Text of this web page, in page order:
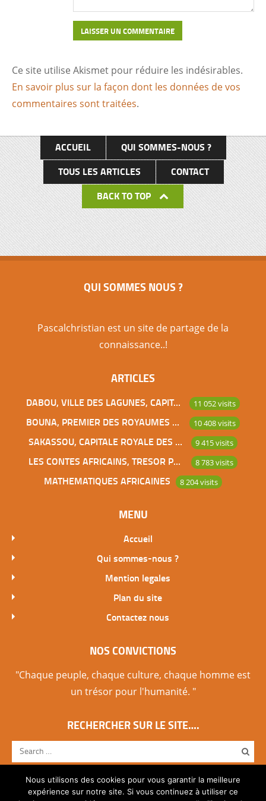
Ce site utilise Akismet pour réduire les indésirables.
En savoir plus sur la façon dont les données de vos
commentaires sont traitées.
ACCUEIL
QUI SOMMES-NOUS ?
TOUS LES ARTICLES
CONTACT
BACK TO TOP
QUI SOMMES NOUS ?
Pascalchristian est un site de partage de la
connaissance..!
ARTICLES
DABOU, VILLE DES LAGUNES, CAPITALE DES ADJOUKROU 11 052 visits
BOUNA, PREMIER DES ROYAUMES DE CÔTE D’IVOIRE 10 408 visits
SAKASSOU, CAPITALE ROYALE DES BAOULES 9 415 visits
LES CONTES AFRICAINS, TRESOR POUR L’HUMANITE 8 783 visits
MATHEMATIQUES AFRICAINES 8 204 visits
MENU
Accueil
Qui sommes-nous ?
Mention legales
Plan du site
Contactez nous
NOS CONVICTIONS
"Chaque peuple, chaque culture, chaque homme est
un trésor pour l'humanité. "
RECHERCHER SUR LE SITE….
Nous utilisons des cookies pour vous garantir la meilleure
expérience sur notre site. Si vous continuez à utiliser ce